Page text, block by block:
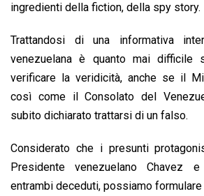
ingredienti della fiction, della spy story.
Trattandosi di una informativa
venezuelana è quanto mai difficile
verificare la veridicità, anche se il
così come il Consolato del
subito dichiarato trattarsi di un falso.
Considerato che i presunti
Presidente venezuelano Chavez
entrambi deceduti, possiamo